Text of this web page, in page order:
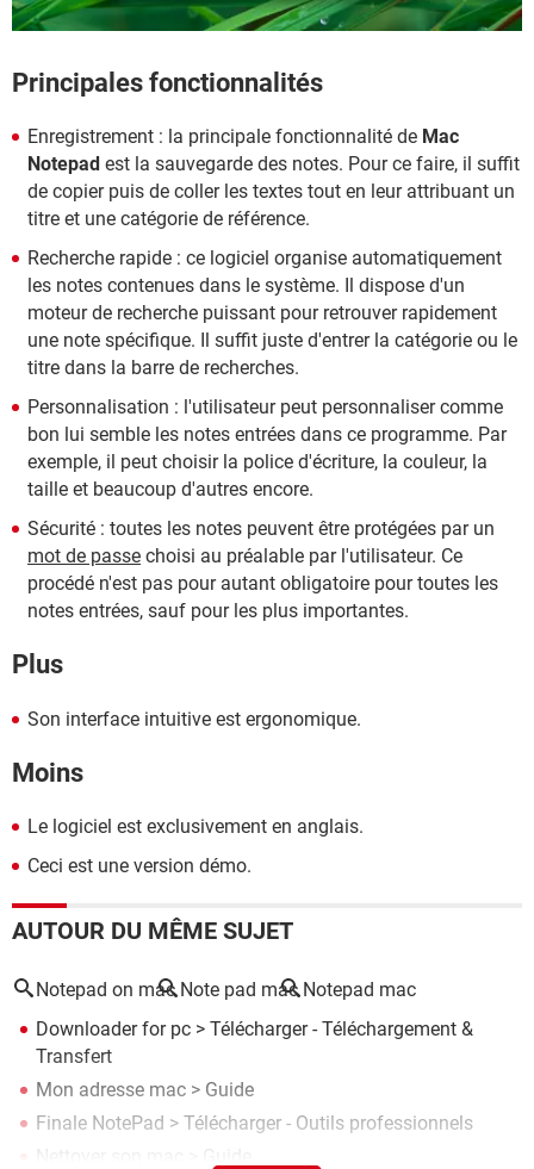
Principales fonctionnalités
Enregistrement : la principale fonctionnalité de Mac
Notepad est la sauvegarde des notes. Pour ce faire, il suffit
de copier puis de coller les textes tout en leur attribuant un
titre et une catégorie de référence.
Recherche rapide : ce logiciel organise automatiquement
les notes contenues dans le système. Il dispose d'un
moteur de recherche puissant pour retrouver rapidement
une note spécifique. Il suffit juste d'entrer la catégorie ou le
titre dans la barre de recherches.
Personnalisation : l'utilisateur peut personnaliser comme
bon lui semble les notes entrées dans ce programme. Par
exemple, il peut choisir la police d'écriture, la couleur, la
taille et beaucoup d'autres encore.
Sécurité : toutes les notes peuvent être protégées par un
mot de passe choisi au préalable par l'utilisateur. Ce
procédé n'est pas pour autant obligatoire pour toutes les
notes entrées, sauf pour les plus importantes.
Plus
Son interface intuitive est ergonomique.
Moins
Le logiciel est exclusivement en anglais.
Ceci est une version démo.
AUTOUR DU MÊME SUJET
Notepad on mac Note pad mac Notepad mac
Downloader for pc > Télécharger - Téléchargement &
Transfert
Mon adresse mac > Guide
Finale NotePad > Télécharger - Outils professionnels
Nettoyer son mac